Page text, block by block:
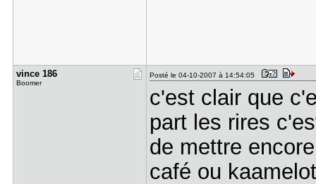
vince 186
Boomer
Posté le 04-10-2007 à 14:54:05
c'est clair que
part les rires
de mettre
café ou